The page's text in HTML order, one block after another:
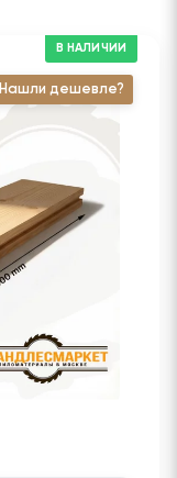
Нашли дешевле?
В НАЛИЧИИ